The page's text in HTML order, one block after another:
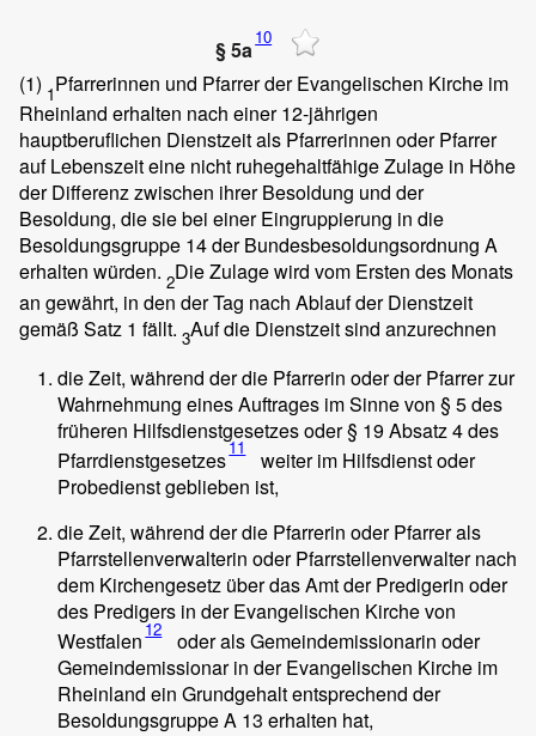
§ 5a10
(1) 1Pfarrerinnen und Pfarrer der Evangelischen Kirche im
Rheinland erhalten nach einer 12-jährigen
hauptberuflichen Dienstzeit als Pfarrerinnen oder Pfarrer
auf Lebenszeit eine nicht ruhegehaltfähige Zulage in Höhe
der Differenz zwischen ihrer Besoldung und der
Besoldung, die sie bei einer Eingruppierung in die
Besoldungsgruppe 14 der Bundesbesoldungsordnung A
erhalten würden. 2Die Zulage wird vom Ersten des Monats
an gewährt, in den der Tag nach Ablauf der Dienstzeit
gemäß Satz 1 fällt. 3Auf die Dienstzeit sind anzurechnen
die Zeit, während der die Pfarrerin oder der Pfarrer zur
Wahrnehmung eines Auftrages im Sinne von § 5 des
früheren Hilfsdienstgesetzes oder § 19 Absatz 4 des
Pfarrdienstgesetzes11
weiter im Hilfsdienst oder
Probedienst geblieben ist,
die Zeit, während der die Pfarrerin oder Pfarrer als
Pfarrstellenverwalterin oder Pfarrstellenverwalter nach
dem Kirchengesetz über das Amt der Predigerin oder
des Predigers in der Evangelischen Kirche von
Westfalen12
oder als Gemeindemissionarin oder
Gemeindemissionar in der Evangelischen Kirche im
Rheinland ein Grundgehalt entsprechend der
Besoldungsgruppe A 13 erhalten hat,